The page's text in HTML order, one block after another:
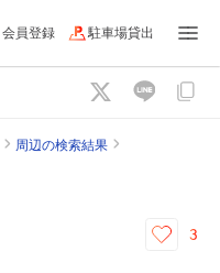
会員登録 駐車場貸出
周辺の検索結果
3